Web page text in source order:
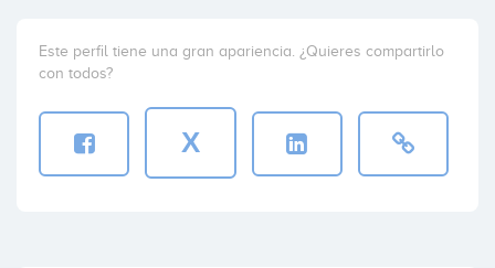
Este perfil tiene una gran apariencia. ¿Quieres compartirlo
con todos?
X